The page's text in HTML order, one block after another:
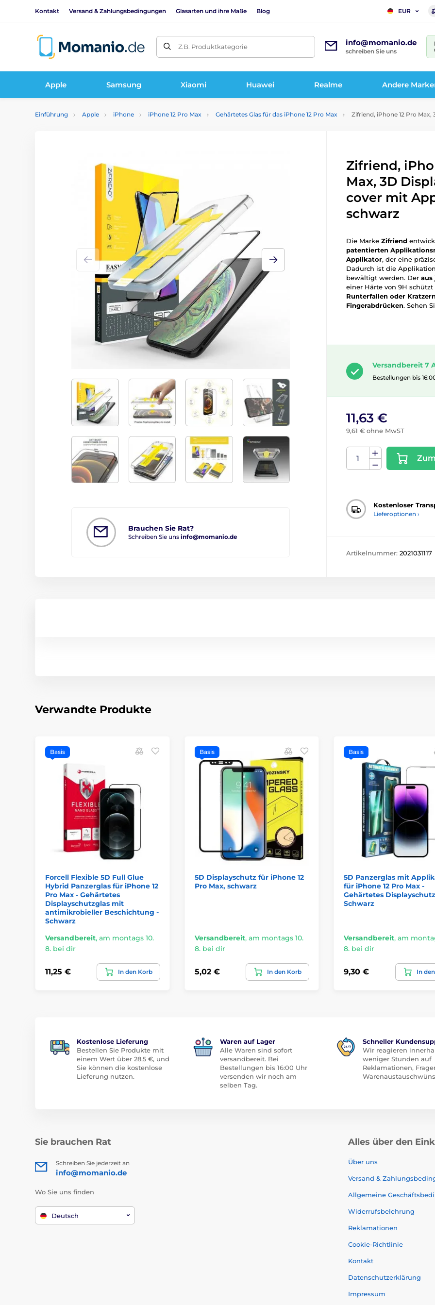
Kontakt Versand & Zahlungsbedingungen Glasarten und ihre Maße Blog EUR
Z.B. Produktkategorie info@momanio.de
schreiben Sie uns
Apple Samsung Xiaomi Huawei Realme Andere
Einführung Apple iPhone iPhone 12 Pro Max Gehärtetes Glas für das iPhone 12 Pro Max Zifriend, iPhone 12 Pro
Brauchen Sie Rat?
Schreiben Sie uns info@momanio.de
Zifriend,
Max, 3D
cover mit
schwarz
Die Marke Zifriend
patentierten
Applikator, der eine
Dadurch ist die Applikation
bewältigt werden. Der aus
einer Härte von 9H
Runterfallen oder
Fingerabdrücken. Sehen
Versandbereit 7
Bestellungen bis
11,63 €
9,61 € ohne MwST
Kostenloser
Lieferoptionen ›
Artikelnummer: 2021031117
Verwandte Produkte
Basis
Forcell Flexible 5D Full Glue
Hybrid Panzerglas für iPhone 12
Pro Max - Gehärtetes
Displayschutzglas mit
antimikrobieller Beschichtung -
Schwarz
Versandbereit, am montags 10.
8. bei dir
11,25 € In den Korb
Basis
5D Displayschutz für iPhone 12
Pro Max, schwarz
Versandbereit, am montags 10.
8. bei dir
5,02 € In den Korb
Basis
5D Panzerglas mit
für iPhone 12 Pro Max -
Gehärtetes
Schwarz
Versandbereit, am
8. bei dir
9,30 € In
Kostenlose Lieferung
Bestellen Sie Produkte mit
einem Wert über 28,5 €, und
Sie können die kostenlose
Lieferung nutzen.
Waren auf Lager
Alle Waren sind sofort
versandbereit. Bei
Bestellungen bis 16:00 Uhr
versenden wir noch am
selben Tag.
Schneller
Wir reagieren
weniger Stunden auf
Reklamationen,
Sie brauchen Rat
Schreiben Sie jederzeit an
info@momanio.de
Wo Sie uns finden
Deutsch
Alles über den
Über uns
Versand &
Allgemeine
Widerrufsbelehrung
Reklamationen
Cookie-Richtlinie
Kontakt
Datenschutzerklärung
Impressum